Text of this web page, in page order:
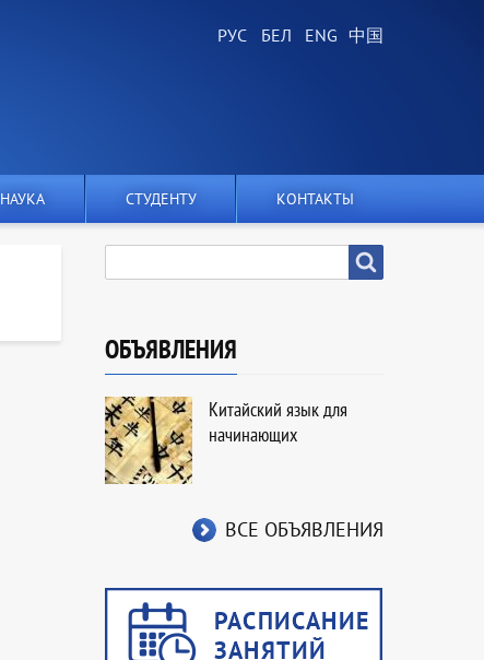
НАУКА СТУДЕНТУ КОНТАКТЫ
ОБЪЯВЛЕНИЯ
Китайский язык для
начинающих
ВСЕ ОБЪЯВЛЕНИЯ